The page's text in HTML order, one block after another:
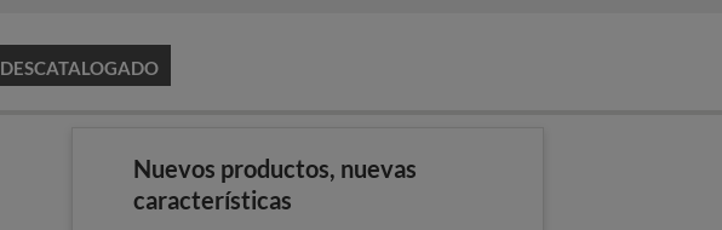
DESCATALOGADO
Nuevos productos, nuevas
características